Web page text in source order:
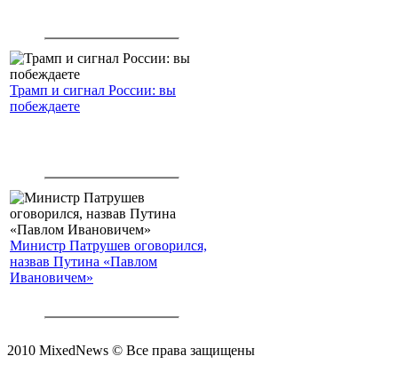
Трамп и сигнал России: вы
побеждаете
Министр Патрушев оговорился,
назвав Путина «Павлом
Ивановичем»
2010 MixedNews © Все права защищены